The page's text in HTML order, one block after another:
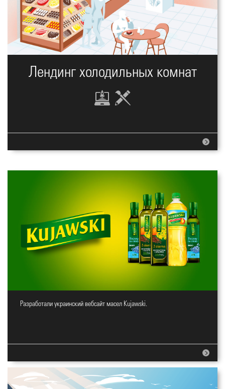
Лендинг холодильных комнат
Вебсайт для масел
Разработали украинский вебсайт масел Kujawski.